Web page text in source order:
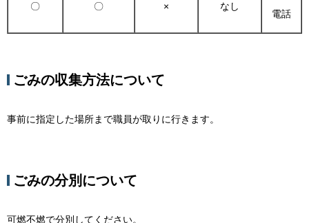
〇 〇 × なし
電話
ごみの収集方法について
事前に指定した場所まで職員が取りに行きます。
ごみの分別について
可燃不燃で分別してください。